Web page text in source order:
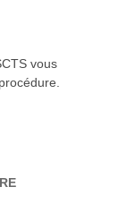
vous